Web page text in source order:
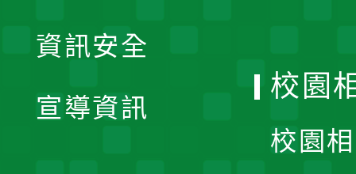
資訊安全
宣導資訊
校園
校園